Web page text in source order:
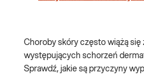
Choroby skóry często wiążą
występujących schorzeń
Sprawdź, jakie są przyczyny